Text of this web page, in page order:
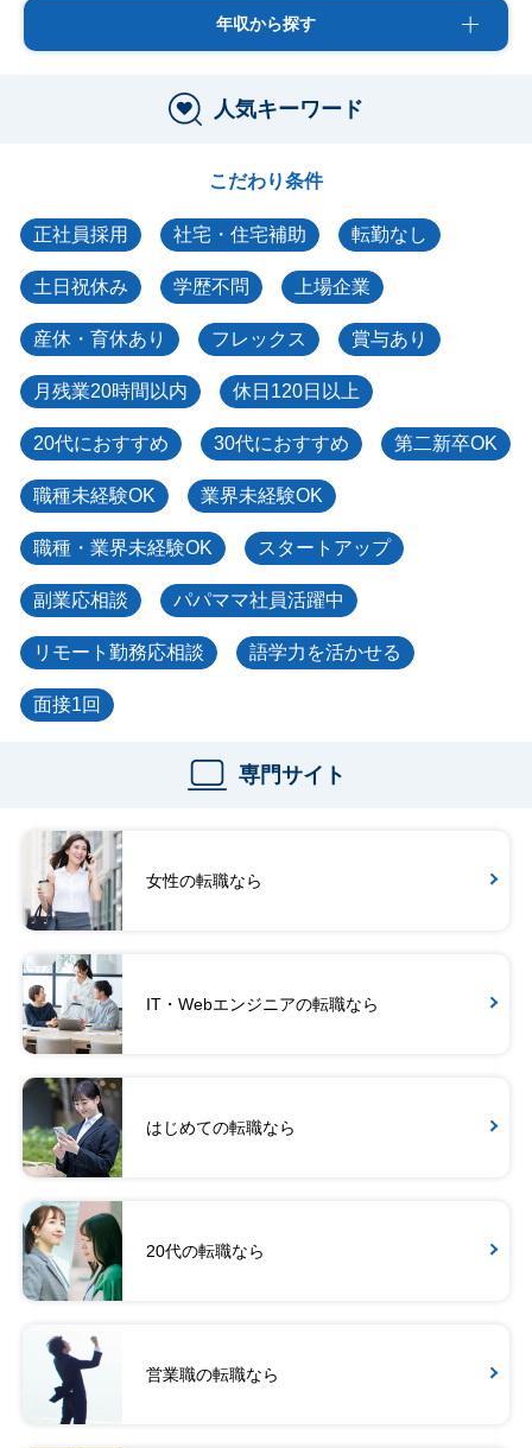
年収から探す
人気キーワード
こだわり条件
正社員採用 社宅・住宅補助 転勤なし
土日祝休み 学歴不問 上場企業
産休・育休あり フレックス 賞与あり
月残業20時間以内 休日120日以上
20代におすすめ 30代におすすめ 第二新卒OK
職種未経験OK 業界未経験OK
職種・業界未経験OK スタートアップ
副業応相談 パパママ社員活躍中
リモート勤務応相談 語学力を活かせる
面接1回
専門サイト
女性の転職なら
IT・Webエンジニアの転職なら
はじめての転職なら
20代の転職なら
営業職の転職なら